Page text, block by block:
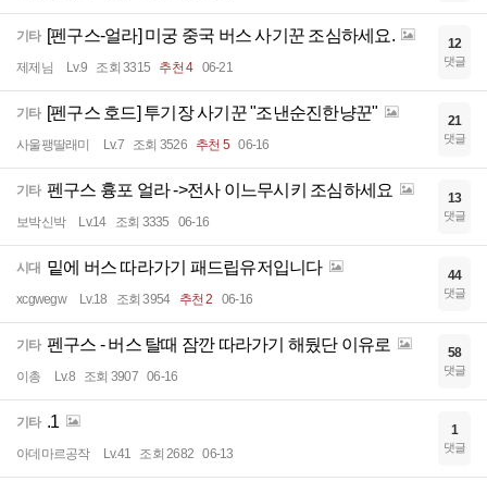
기타 [펜구스-얼라] 미궁 중국 버스 사기꾼 조심하세요.
제제님 Lv.9 조회 3315 추천 4 06-21
12
댓글
기타 [펜구스 호드] 투기장 사기꾼 "조낸순진한냥꾼"
사울팽딸래미 Lv.7 조회 3526 추천 5 06-16
21
댓글
기타 펜구스 흉포 얼라 ->전사 이느무시키 조심하세요
보박신박 Lv.14 조회 3335 06-16
13
댓글
시대 밑에 버스 따라가기 패드립유저입니다
xcgwegw Lv.18 조회 3954 추천 2 06-16
44
댓글
기타 펜구스 - 버스 탈때 잠깐 따라가기 해뒀단 이유로
이총 Lv.8 조회 3907 06-16
58
댓글
기타 .1
아데마르공작 Lv.41 조회 2682 06-13
1
댓글